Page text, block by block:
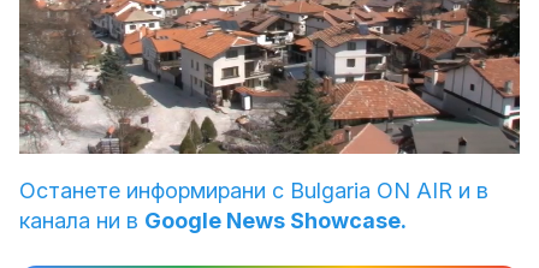
Unmute Loaded:
64.57%
Останете информирани с Bulgaria ON AIR и в
канала ни в Google News Showcase.